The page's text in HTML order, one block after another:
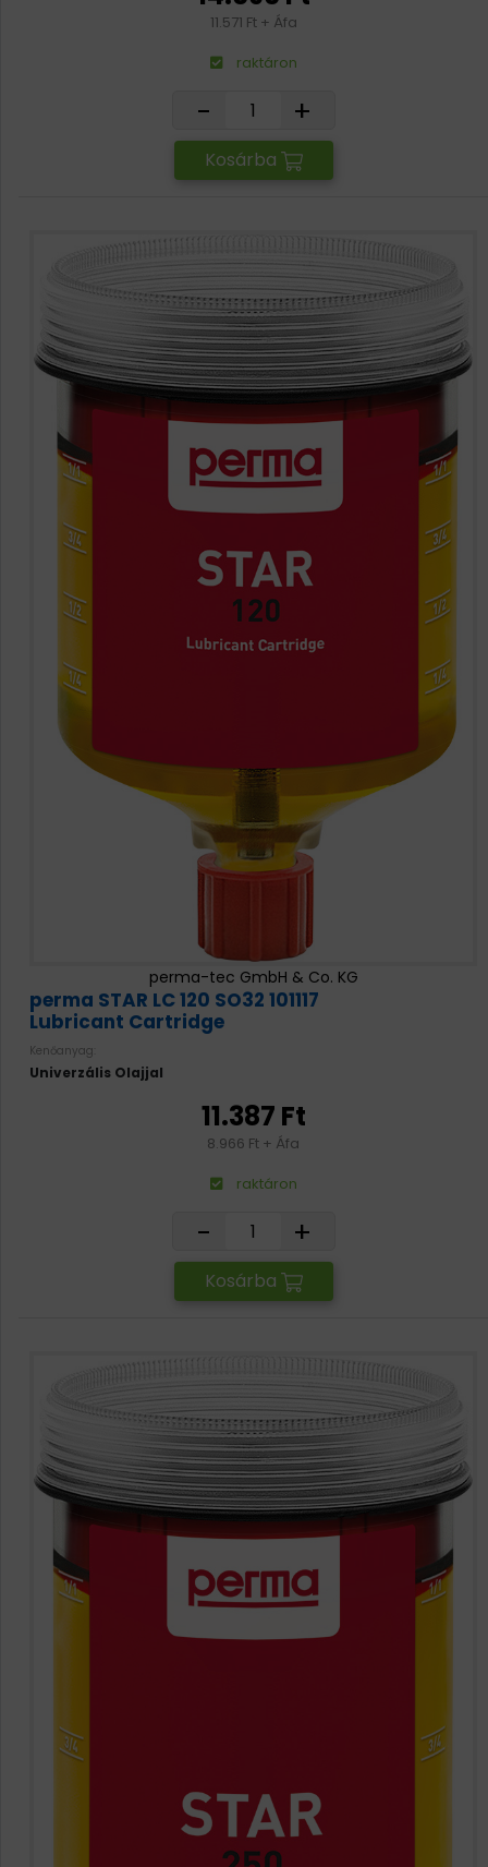
11.571 Ft + Áfa
raktáron
- +
Kosárba
perma-tec GmbH & Co. KG
perma STAR LC 120 SO32 101117
Lubricant Cartridge
Kenőanyag:
Univerzális Olajjal
11.387 Ft
8.966 Ft + Áfa
raktáron
- +
Kosárba